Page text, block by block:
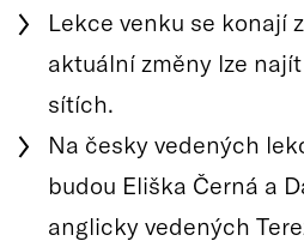
Lekce venku se konají
aktuální změny lze
sítích.
Na česky vedených
budou Eliška Černá a
anglicky vedených